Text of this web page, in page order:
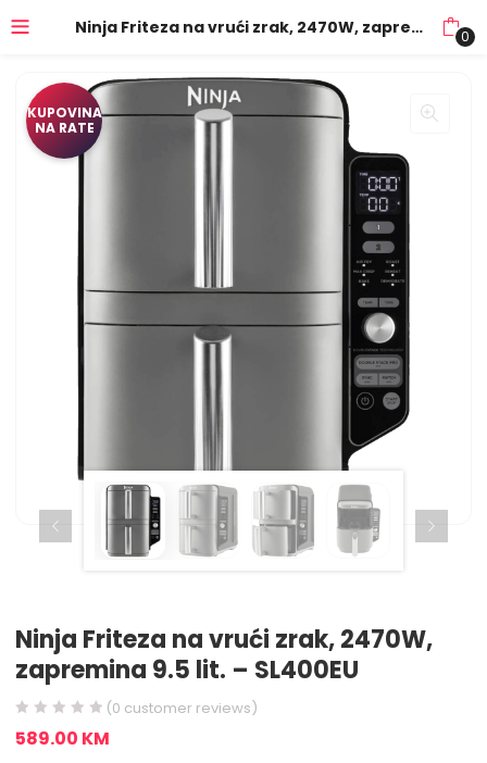
Ninja Friteza na vrući zrak, 2470W, zapremina 9.5 lit. – SL400EU 0
KUPOVINA
NA RATE
Ninja Friteza na vrući zrak, 2470W,
zapremina 9.5 lit. – SL400EU
(0 customer reviews)
589.00 KM